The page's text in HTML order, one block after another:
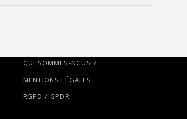
QUI SOMMES-NOUS ?
MENTIONS LÉGALES
RGPD / GPDR